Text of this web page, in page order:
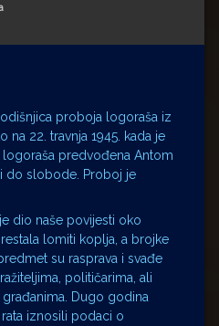
proboja logoraša iz
na 22. travnja 1945. kada je
predvođena Antom
do slobode. Proboj je
dio naše povijesti oko
lomiti koplja, a brojke
su rasprava i svađe
političarima, ali
Dugo godina
iznosili podaci o